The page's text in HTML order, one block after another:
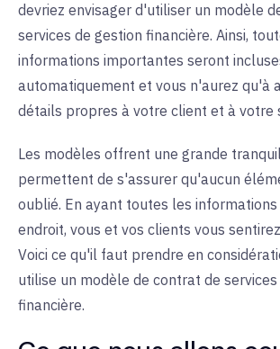
devriez envisager d'utiliser un modèle
services de gestion financière. Ainsi,
informations importantes seront
automatiquement et vous n'aurez qu'à
détails propres à votre client et à votre
Les modèles offrent une grande
permettent de s'assurer qu'aucun
oublié. En ayant toutes les
endroit, vous et vos clients vous
Voici ce qu'il faut prendre en
utilise un modèle de contrat de
financière.